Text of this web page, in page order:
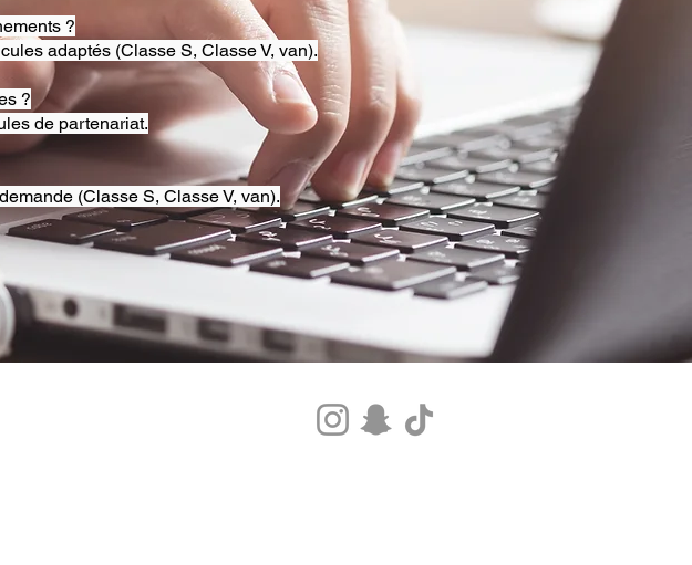
?
adaptés (Classe S, Classe V, van).
?
de partenariat.
(Classe S, Classe V, van).